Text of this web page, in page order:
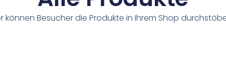
können Besucher die Produkte in Ihrem Shop